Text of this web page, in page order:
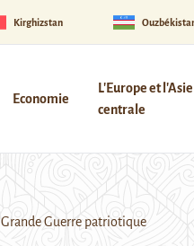
Kirghizstan
Economie
L'Europe et l'Asie
centrale
Grande Guerre patriotique